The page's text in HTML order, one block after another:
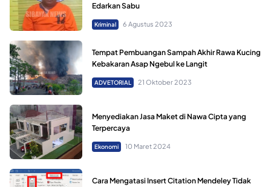
Edarkan Sabu
Kriminal 6 Agustus 2023
Tempat Pembuangan Sampah Akhir Rawa Kucing
Kebakaran Asap Ngebul ke Langit
ADVETORIAL 21 Oktober 2023
Menyediakan Jasa Maket di Nawa Cipta yang
Terpercaya
Ekonomi 10 Maret 2024
Cara Mengatasi Insert Citation Mendeley Tidak